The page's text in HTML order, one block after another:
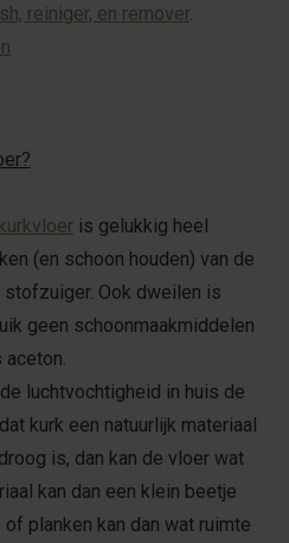
reiniger, en remover.
is gelukkig heel
(en schoon houden) van de
Ook dweilen is
geen schoonmaakmiddelen
luchtvochtigheid in huis de
kurk een natuurlijk materiaal
is, dan kan de vloer wat
kan dan een klein beetje
planken kan dan wat ruimte